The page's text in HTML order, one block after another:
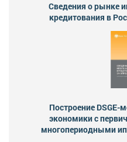
Сведения о рынке
кредитования в
Построение DSGE-
экономики с
многопериодными